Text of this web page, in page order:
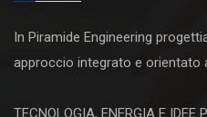
In Piramide Engineering
approccio integrato e orientato
TECNOLOGIA, ENERGIA E IDEE